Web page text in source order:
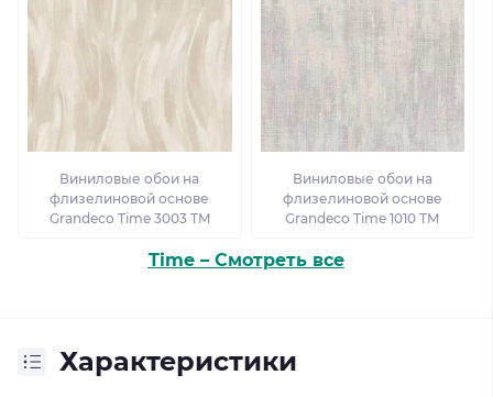
Виниловые обои на
флизелиновой основе
Grandeco Time 3003 TM
Виниловые обои на
флизелиновой основе
Grandeco Time 1010 TM
Time – Смотреть все
Характеристики